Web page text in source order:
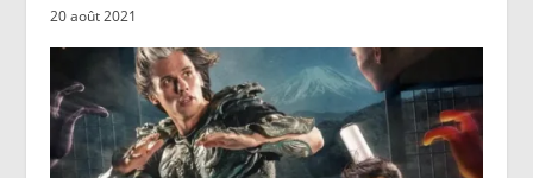
20 août 2021